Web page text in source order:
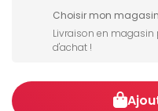
Choisir mon magasin
Livraison en
d'achat !